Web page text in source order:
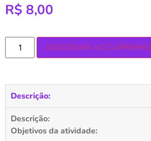
R$ 8,00
ADICIONAR AO CARRINHO
Descrição:
Descrição:
Objetivos da atividade: